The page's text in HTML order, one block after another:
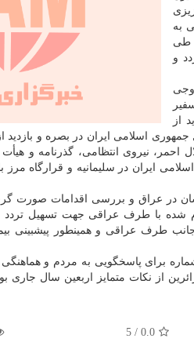
به
طی
و
از
جمهوری اسلامی ایران در بصره و
احمر، نیروی انتظامی، گذرنامه و
ایران در سلیمانیه و قرارگاه مرز
در عراق و بررسی اقدامات صورت
شده با طرف عراقی جهت تسهیل
جانب طرف عراقی و همینطور پیشبینی
بدون پیش شماره برای پاسخگویی به
از نکات متمایز اربعین سال جاری
0.0
/
5